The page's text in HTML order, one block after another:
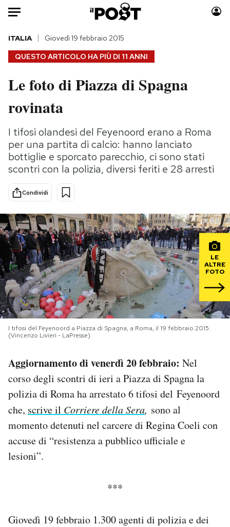
Auto
HOME
Italia
Politica
Tecnologia
Internet
Scienza
Cultura
Economia
Moda
Storie/Idee
Ok Boomer!
Media
Europa
PODCAST
NEWSLETTER
I MIEI PREFERITI
CALENDARIO
Area Personale
Newsletter
QUESTO ARTICOLO HA PIÙ DI 11 ANNI
ITALIA Giovedì 19 febbraio 2015
Le foto di Piazza di Spagna
rovinata
I tifosi olandesi del Feyenoord erano a Roma
per una partita di calcio: hanno lanciato
bottiglie e sporcato parecchio, ci sono stati
scontri con la polizia, diversi feriti e 28 arresti
Condividi
LE
ALTRE
FOTO
I tifosi del Feyenoord a Piazza di Spagna, a Roma, il 19 febbraio 2015.
(Vincenzo Livieri - LaPresse)
Aggiornamento di venerdì 20 febbraio: Nel
corso degli scontri di ieri a Piazza di Spagna la
polizia di Roma ha arrestato 6 tifosi del Feyenoord
che, scrive il Corriere della Sera, sono al
momento detenuti nel carcere di Regina Coeli con
accuse di “resistenza a pubblico ufficiale e
lesioni”.
***
Giovedì 19 febbraio 1.300 agenti di polizia e dei